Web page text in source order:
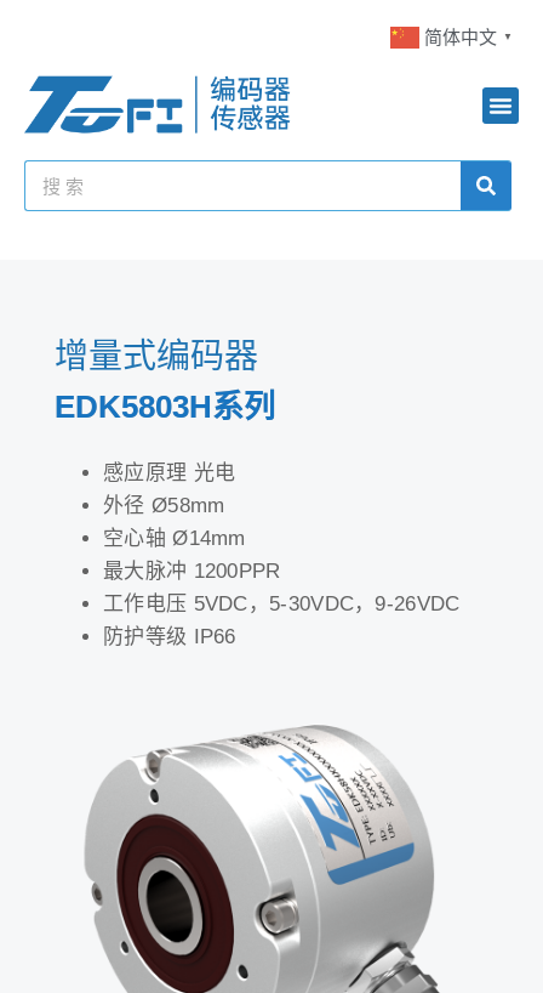
简体中文 ▼
增量式编码器
EDK5803H系列
感应原理 光电
外径 Ø58mm
空心轴 Ø14mm
最大脉冲 1200PPR
工作电压 5VDC，5-30VDC，9-26VDC
防护等级 IP66